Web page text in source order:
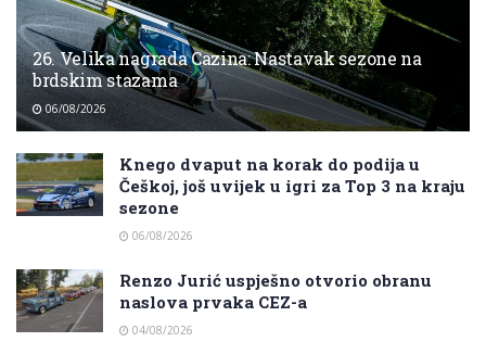
26. Velika nagrada Cazina: Nastavak sezone na
brdskim stazama
06/08/2026
Knego dvaput na korak do podija u
Češkoj, još uvijek u igri za Top 3 na kraju
sezone
06/08/2026
Renzo Jurić uspješno otvorio obranu
naslova prvaka CEZ-a
04/08/2026